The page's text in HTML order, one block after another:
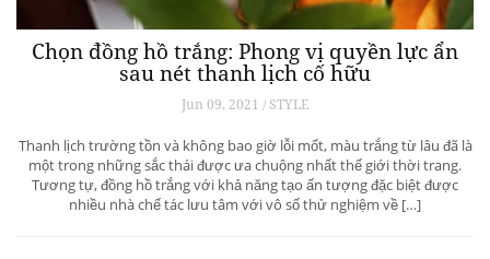
Chọn đồng hồ trắng: Phong vị quyền lực ẩn
sau nét thanh lịch cố hữu
Jun 09, 2021 / STYLE
Thanh lịch trường tồn và không bao giờ lỗi mốt, màu trắng từ lâu đã là
một trong những sắc thái được ưa chuộng nhất thế giới thời trang.
Tương tự, đồng hồ trắng với khả năng tạo ấn tượng đặc biệt được
nhiều nhà chế tác lưu tâm với vô số thử nghiệm về […]